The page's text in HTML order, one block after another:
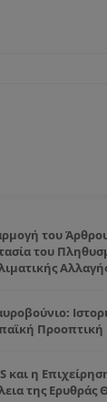
του
του
Προοπτική
και η
της Ερυθράς